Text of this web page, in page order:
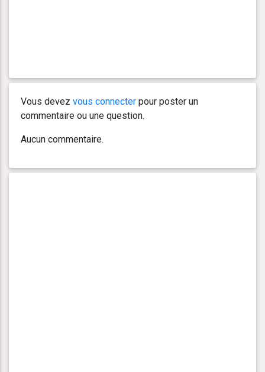
Vous devez vous connecter pour poster un
commentaire ou une question.
Aucun commentaire.